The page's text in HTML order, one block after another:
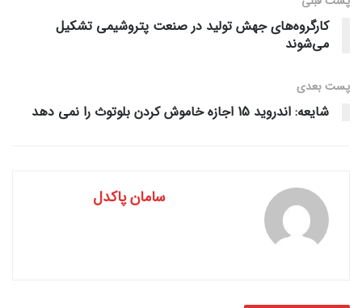
کارگروه‌های جهش تولید در صنعت پتروشیمی تشکیل
می‌شوند
پست‌ بعدی
شایعه: اندروید 15 اجازه خاموش کردن بلوتوث را نمی دهد
سامان پاکدل